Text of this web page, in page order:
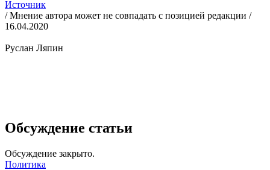
Источник
/ Мнение автора может не совпадать с позицией редакции /
16.04.2020
Руслан Ляпин
Обсуждение статьи
Обсуждение закрыто.
Политика